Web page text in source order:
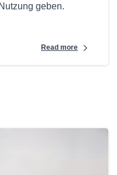
geben.
Read more